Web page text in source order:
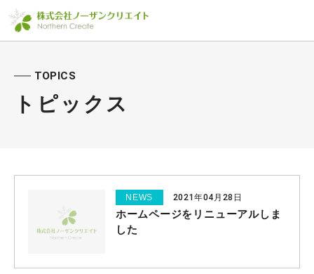
TOPICS
トピックス
NEWS 2021年04月28日
ホームページをリニューアルしま
した